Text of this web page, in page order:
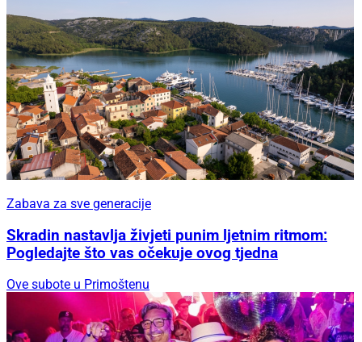
Zabava za sve generacije
Skradin nastavlja živjeti punim ljetnim ritmom:
Pogledajte što vas očekuje ovog tjedna
Ove subote u Primoštenu